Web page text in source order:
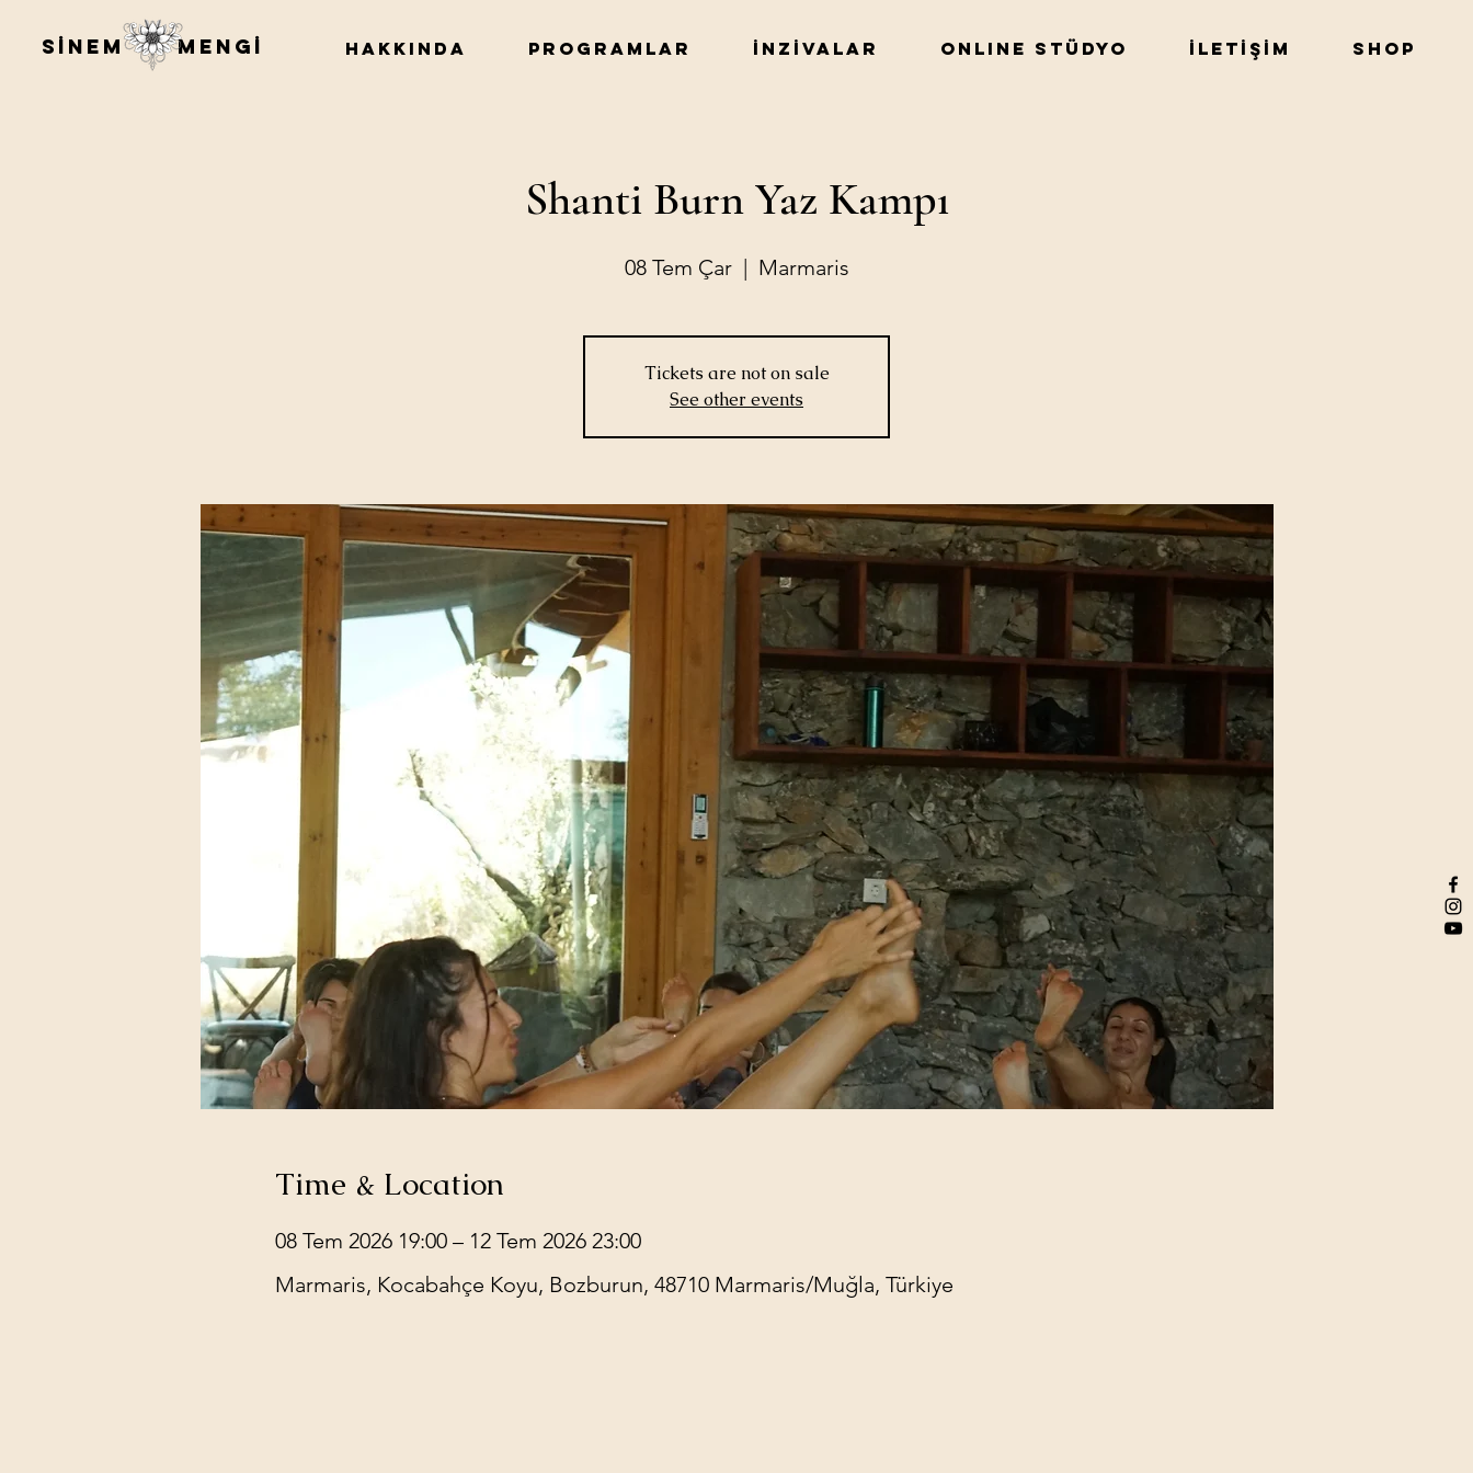
SİNEM MENGİ HAKKINDA PROGRAMLAR İNZİVALAR ONLINE STÜDYO İLETİŞİM Shop
Shanti Burn Yaz Kampı
08 Tem Çar
  |
Marmaris
Tickets are not on sale
See other events
Time & Location
08 Tem 2026 19:00 – 12 Tem 2026 23:00
Marmaris, Kocabahçe Koyu, Bozburun, 48710 Marmaris/Muğla, Türkiye